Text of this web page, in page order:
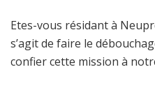
Etes-vous résidant à
s’agit de faire le
confier cette mission à